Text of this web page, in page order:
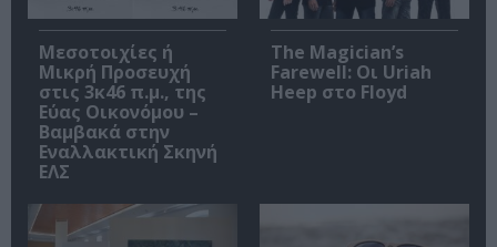
Μεσοτοιχίες ή
Μικρή Προσευχή
στις 3κ46 π.μ., της
Εύας Οικονόμου –
Βαμβακά στην
Εναλλακτική Σκηνή
ΕΛΣ
The Magician’s
Farewell: Οι Uriah
Heep στο Floyd